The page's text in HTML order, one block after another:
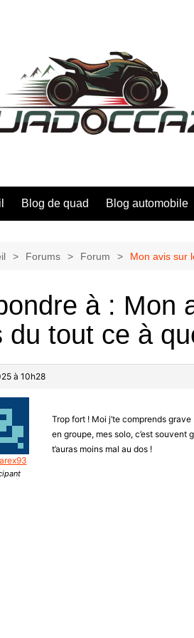
Blog de quad Blog automobile
Forums Forum Mon avis sur
à : Mon
du tout ce à
à 10h28
Trop fort ! Moi j’te comprends grave
en groupe, mes solo, c’est souvent
t’auras moins mal au dos !